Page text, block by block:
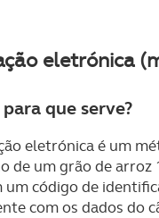
eletrónica
que serve?
eletrónica é um
de um grão de
código de
com os dados do